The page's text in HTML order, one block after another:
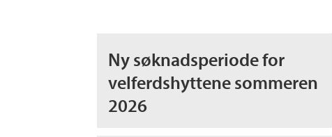
Ny søknadsperiode for
velferdshyttene sommeren
2026